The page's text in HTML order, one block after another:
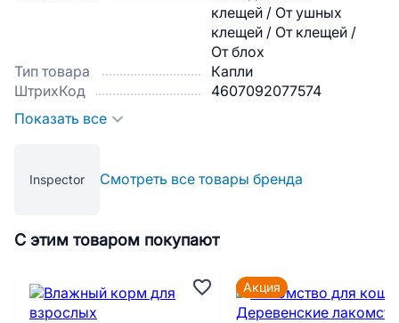
клещей / От ушных
клещей / От клещей /
От блох
Тип товара
Капли
ШтрихКод
4607092077574
Показать все
Inspector Смотреть все товары бренда
С этим товаром покупают
Акция